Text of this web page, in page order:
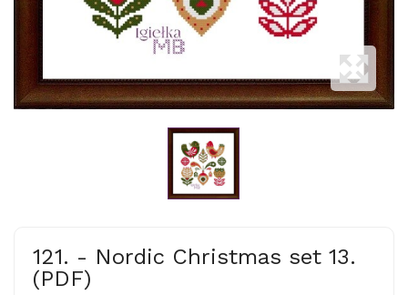
121. - Nordic Christmas set 13.
(PDF)